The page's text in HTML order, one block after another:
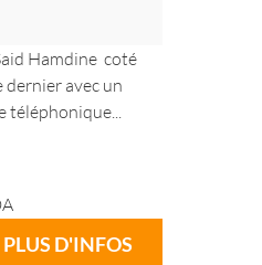
Hamdine coté
dernier avec un
téléphonique...
PLUS D'INFOS